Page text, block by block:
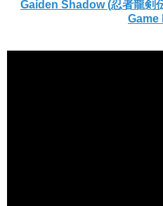
Gaiden Shadow (忍者龍剣
Game